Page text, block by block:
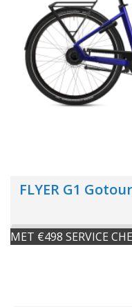
FLYER G1
MET €498 SERVICE